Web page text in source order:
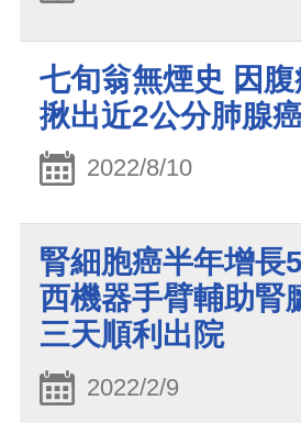
七旬翁無煙史 因
揪出近2公分肺腺
2022/8/10
腎細胞癌半年增長
西機器手臂輔助腎
三天順利出院
2022/2/9